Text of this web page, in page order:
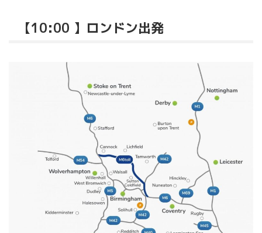
【10:00 】ロンドン出発